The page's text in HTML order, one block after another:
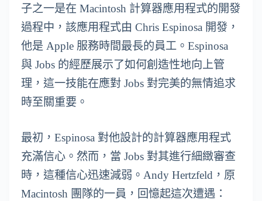
子之一是在 Macintosh 計算器應用程式的開發
過程中，該應用程式由 Chris Espinosa 開發，
他是 Apple 服務時間最長的員工。Espinosa
與 Jobs 的經歷展示了如何創造性地向上管
理，這一技能在應對 Jobs 對完美的無情追求
時至關重要。
最初，Espinosa 對他設計的計算器應用程式
充滿信心。然而，當 Jobs 對其進行細緻審查
時，這種信心迅速減弱。Andy Hertzfeld，原
Macintosh 團隊的一員，回憶起這次遭遇：